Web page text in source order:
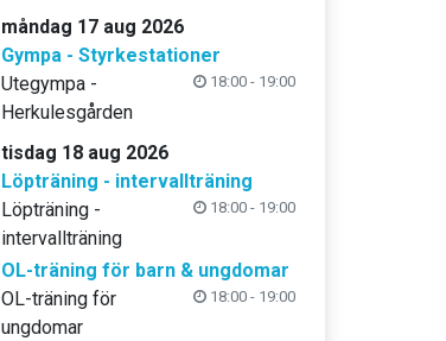
måndag 17 aug 2026
Gympa - Styrkestationer
18:00 - 19:00
Utegympa -
Herkulesgården
tisdag 18 aug 2026
Löpträning - intervallträning
18:00 - 19:00
Löpträning -
intervallträning
OL-träning för barn & ungdomar
18:00 - 19:00
OL-träning för
ungdomar